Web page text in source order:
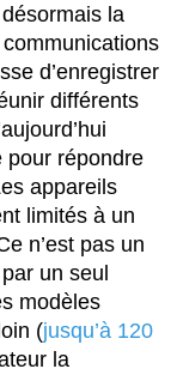
la
d’enregistrer
différents
pour répondre
appareils
limités à un
n’est pas un
un seul
modèles
(jusqu’à 120
la